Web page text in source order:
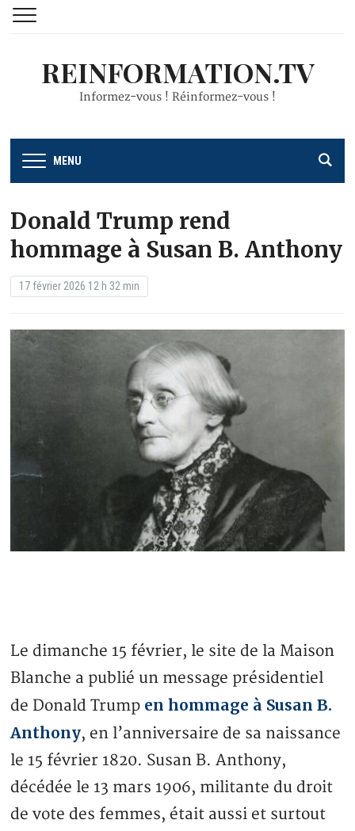
REINFORMATION.TV
Informez-vous ! Réinformez-vous !
MENU
Donald Trump rend
hommage à Susan B. Anthony
17 février 2026 12 h 32 min
Le dimanche 15 février, le site de la Maison
Blanche a publié un message présidentiel
de Donald Trump en hommage à Susan B.
Anthony, en l’anniversaire de sa naissance
le 15 février 1820. Susan B. Anthony,
décédée le 13 mars 1906, militante du droit
de vote des femmes, était aussi et surtout